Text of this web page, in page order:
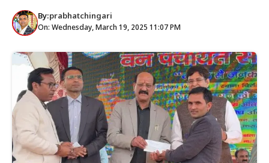
By:prabhatchingari
On: Wednesday, March 19, 2025 11:07 PM